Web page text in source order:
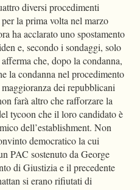
diversi procedimenti
la prima volta nel marzo
ha acclarato uno spostamento
e, secondo i sondaggi, solo
che, dopo la condanna,
la condanna nel procedimento
dei repubblicani
farà altro che rafforzare la
tycoon che il loro candidato è
dell’establishment. Non
democratico la cui
PAC sostenuto da George
di Giustizia e il precedente
si erano rifiutati di